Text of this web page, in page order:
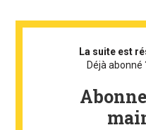
La suite est
Déjà abonné